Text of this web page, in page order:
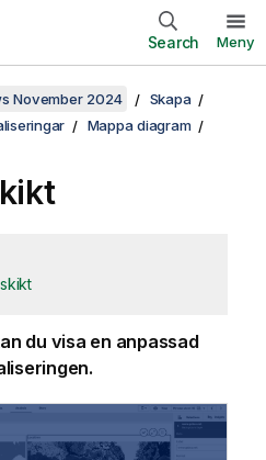
Search Meny
November 2024
Skapa
Mappa diagram
du visa en anpassad